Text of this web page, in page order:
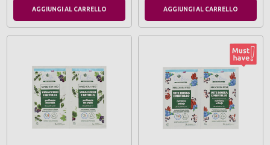
AGGIUNGI AL CARRELLO AGGIUNGI AL CARRELLO